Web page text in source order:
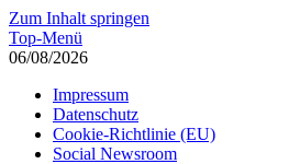
Zum Inhalt springen
Top-Menü
06/08/2026
Impressum
Datenschutz
Cookie-Richtlinie (EU)
Social Newsroom